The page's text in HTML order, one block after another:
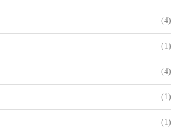
(4)
(1)
(4)
(1)
(1)